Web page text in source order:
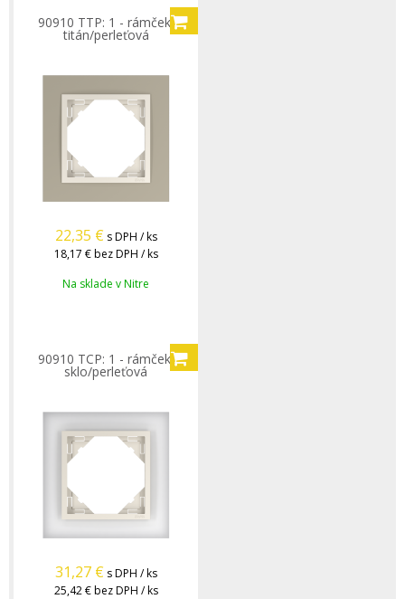
90910 TTP: 1 - rámček,
titán/perleťová
22,35 € s DPH / ks
18,17 € bez DPH / ks
Na sklade v Nitre
90910 TCP: 1 - rámček,
sklo/perleťová
31,27 € s DPH / ks
25,42 € bez DPH / ks